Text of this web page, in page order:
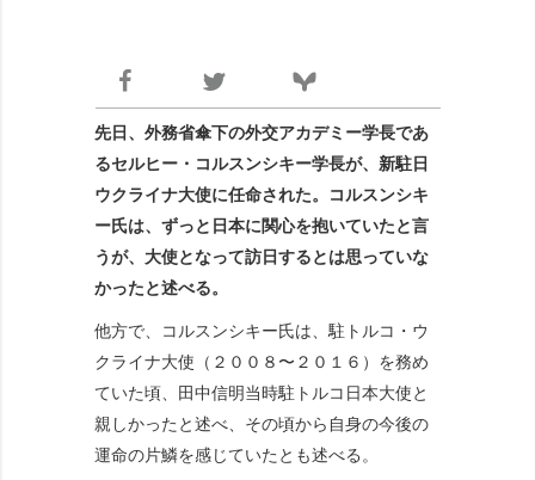
先日、外務省傘下の外交アカデミー学長であ
るセルヒー・コルスンシキー学長が、新駐日
ウクライナ大使に任命された。コルスンシキ
ー氏は、ずっと日本に関心を抱いていたと言
うが、大使となって訪日するとは思っていな
かったと述べる。
他方で、コルスンシキー氏は、駐トルコ・ウ
クライナ大使（２００８〜２０１６）を務め
ていた頃、田中信明当時駐トルコ日本大使と
親しかったと述べ、その頃から自身の今後の
運命の片鱗を感じていたとも述べる。